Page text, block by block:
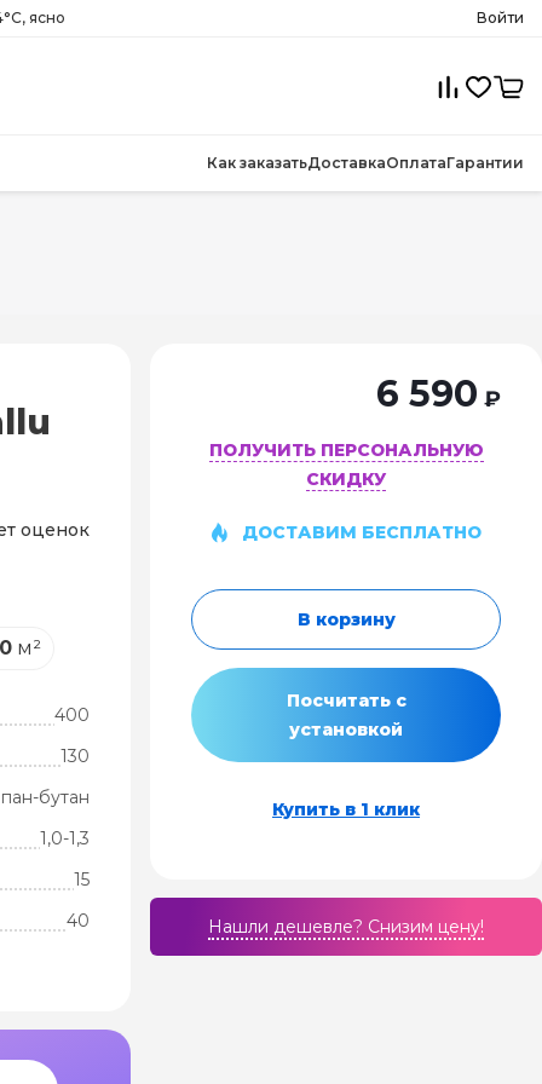
ясно Войти
Как заказатьДоставкаОплатаГарантии
оценок
м²
400
130
бутан
1,0-1,3
15
40
6 590 ₽
ПОЛУЧИТЬ ПЕРСОНАЛЬНУЮ
СКИДКУ
ДОСТАВИМ БЕСПЛАТНО
В корзину
Посчитать с
установкой
Купить в 1 клик
Нашли дешевле? Cнизим цену!